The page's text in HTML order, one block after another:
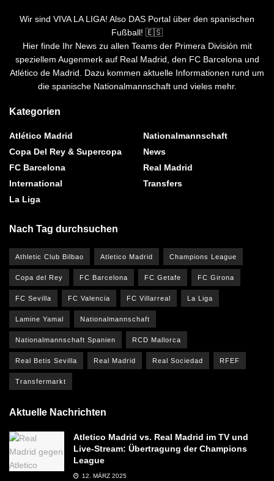
Wir sind VIVA LA LIGA! Also DAS Portal über den spanischen
Fußball! 🇪🇸
Hier finde Ihr News zu allen Teams der Primera División mit
speziellem Augenmerk auf Real Madrid, den FC Barcelona und
Atlético de Madrid. Dazu kommen aktuelle Informationen rund um
die spanische Nationalmannschaft und vieles mehr.
Kategorien
Atlético Madrid
Copa Del Rey & Supercopa
FC Barcelona
International
La Liga
Nationalmannschaft
News
Real Madrid
Transfers
Nach Tag durchsuchen
Athletic Club Bilbao Atletico Madrid Champions League
Copa del Rey FC Barcelona FC Getafe FC Girona
FC Sevilla FC Valencia FC Villarreal La Liga
Lamine Yamal Nationalmannschaft
Nationalmannschaft Spanien RCD Mallorca
Real Betis Sevilla Real Madrid Real Sociedad RFEF
Transfermarkt
Aktuelle Nachrichten
Atletico Madrid vs. Real Madrid im TV und
Live-Stream: Übertragung der Champions
League
12. MÄRZ 2025